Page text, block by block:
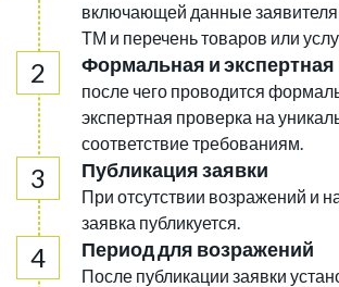
включающей данные
ТМ и перечень товаров или
Формальная и экспертная
после чего проводится
экспертная проверка на
соответствие требованиям.
Публикация заявки
При отсутствии возражений и
заявка публикуется.
Период для возражений
После публикации заявки